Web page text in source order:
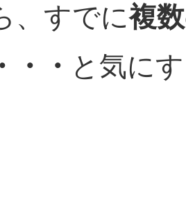
、すでに複
・・ と気に